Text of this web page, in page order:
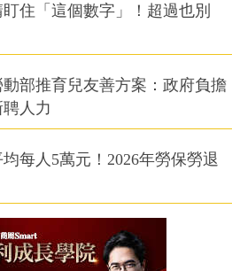
住「這個數字」！超過也別
部推育兒友善方案：政府負擔
人力
每人5萬元！2026年勞保勞退